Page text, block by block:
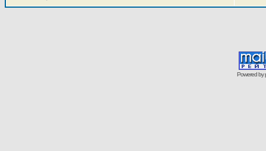
Powered by